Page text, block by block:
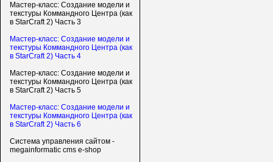
Мастер-класс: Создание модели и
текстуры Коммандного Центра (как
в StarCraft 2) Часть 3
Мастер-класс: Создание модели и
текстуры Коммандного Центра (как
в StarCraft 2) Часть 4
Мастер-класс: Создание модели и
текстуры Коммандного Центра (как
в StarCraft 2) Часть 5
Мастер-класс: Создание модели и
текстуры Коммандного Центра (как
в StarCraft 2) Часть 6
Система управления сайтом -
megainformatic cms e-shop